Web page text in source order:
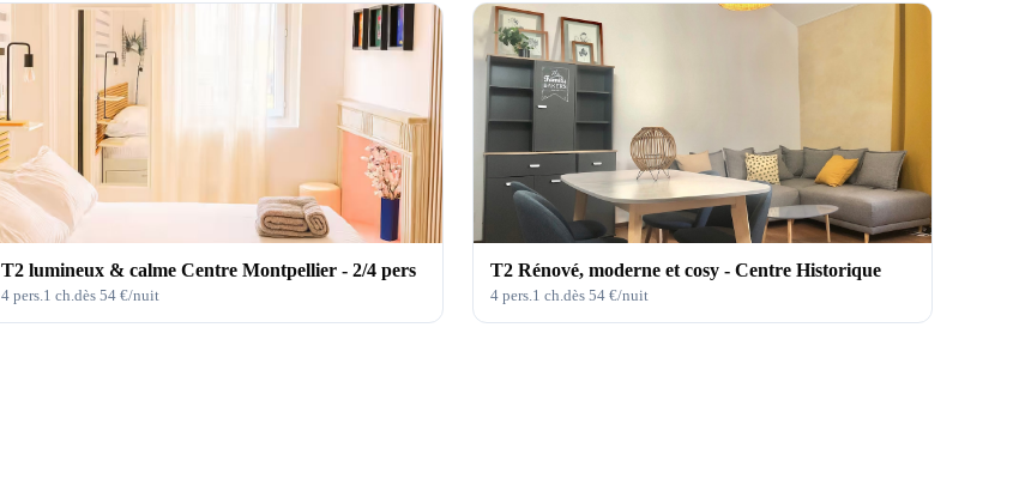
T2 lumineux & calme Centre Montpellier - 2/4 pers
4 pers.1 ch.dès 54 €/nuit
T2 Rénové, moderne et cosy - Centre Historique
4 pers.1 ch.dès 54 €/nuit